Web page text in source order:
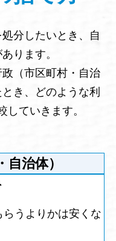
分したいとき、自
ります。
（市区町村・自治
き、どのような利
していきます。
治体）
うよりかは安くな